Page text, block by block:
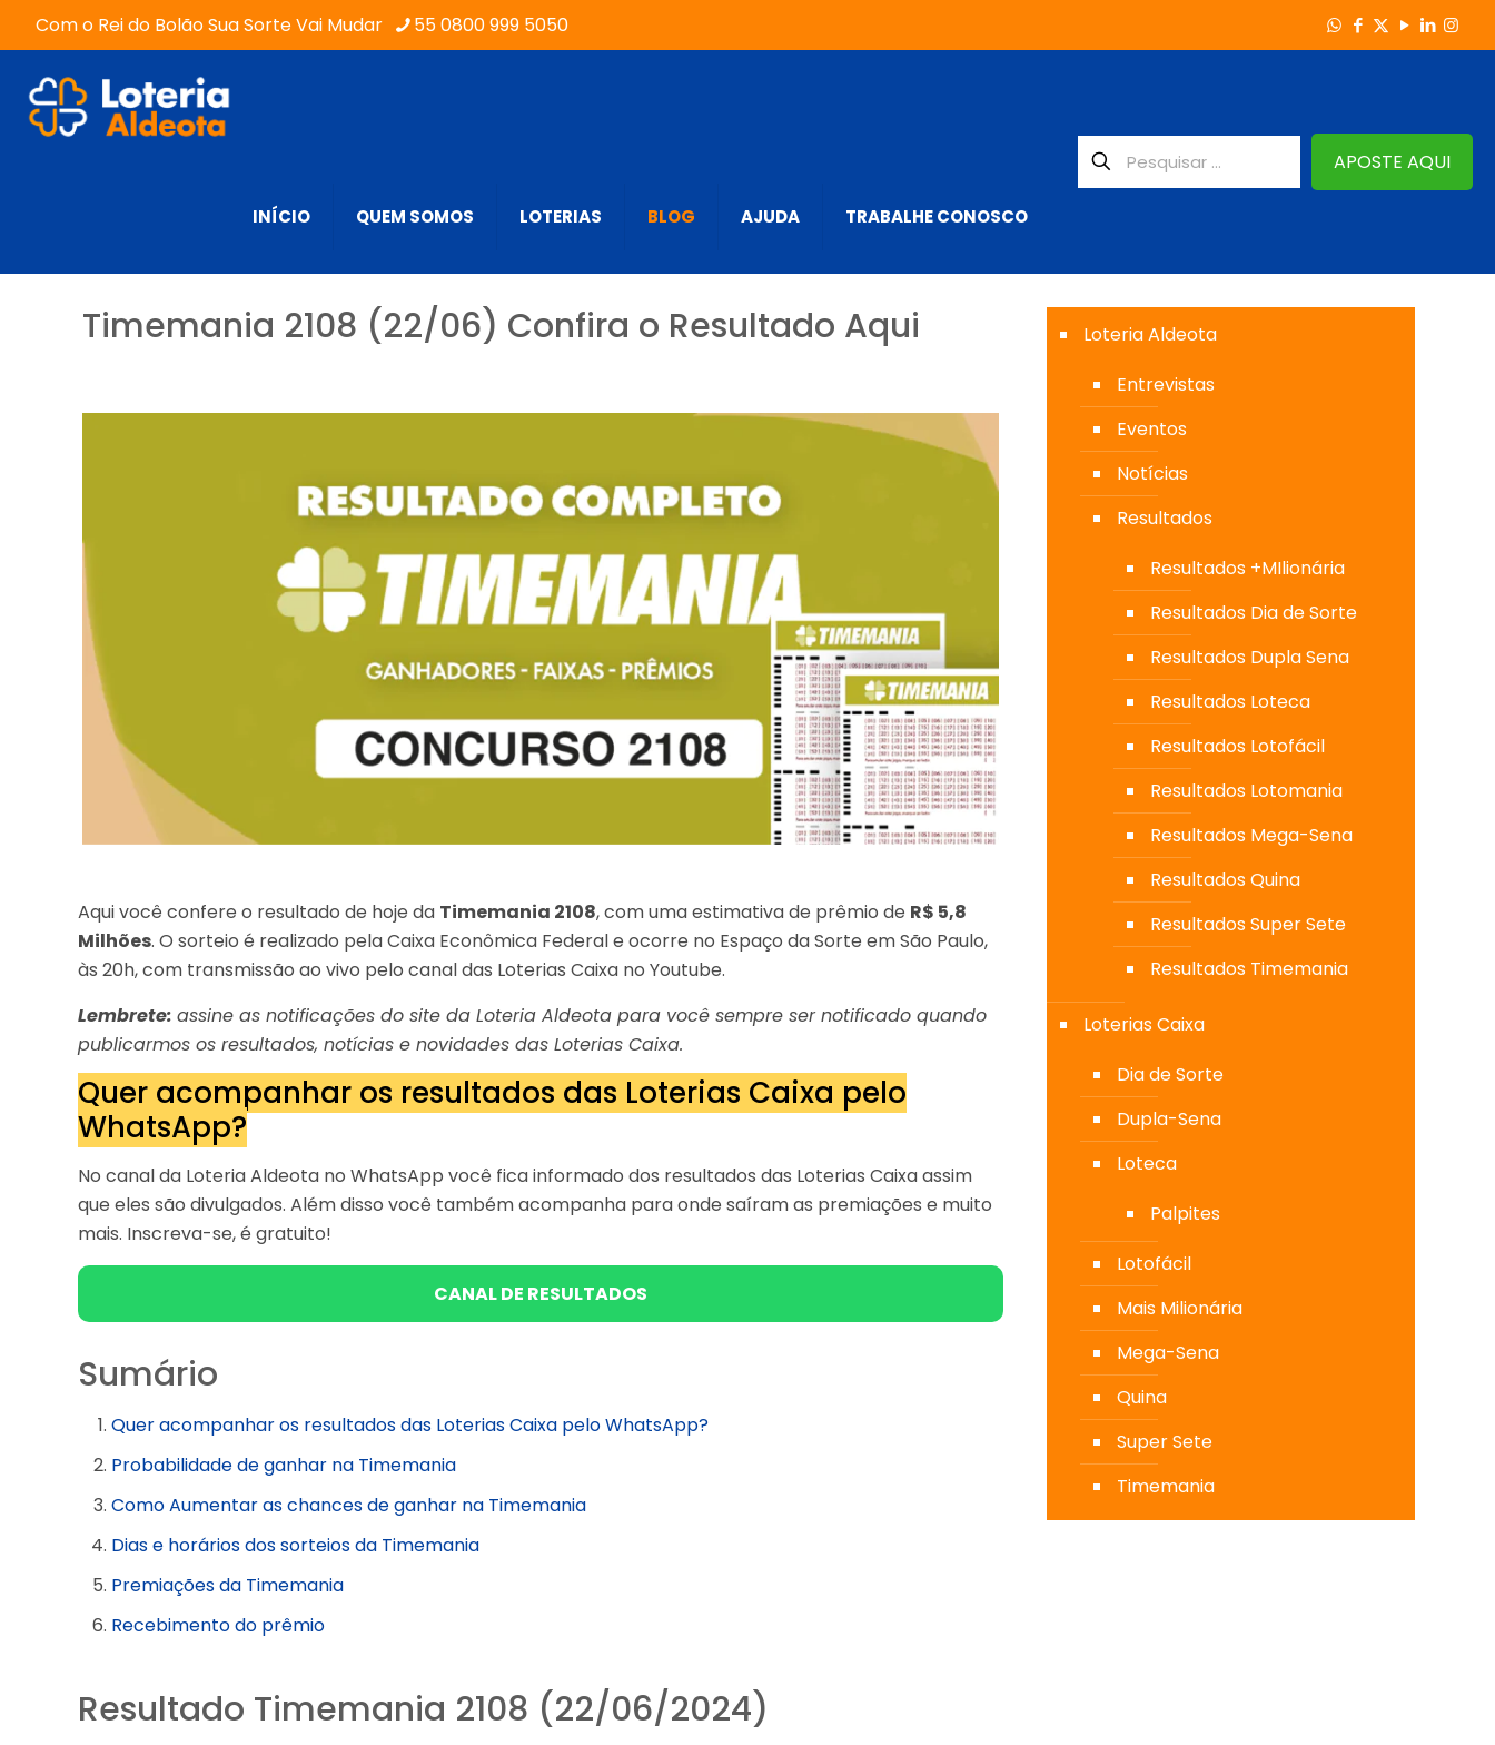
Com o Rei do Bolão Sua Sorte Vai Mudar 55 0800 999 5050
INÍCIO QUEM SOMOS LOTERIAS BLOG AJUDA TRABALHE CONOSCO
APOSTE AQUI
Timemania 2108 (22/06) Confira o Resultado Aqui
Aqui você confere o resultado de hoje da Timemania 2108, com uma estimativa de prêmio de R$ 5,8
Milhões. O sorteio é realizado pela Caixa Econômica Federal e ocorre no Espaço da Sorte em São Paulo,
às 20h, com transmissão ao vivo pelo canal das Loterias Caixa no Youtube.
Lembrete:assine as notificações do site da Loteria Aldeota para você sempre ser notificado quando
publicarmos os resultados, notícias e novidades das Loterias Caixa.
Quer acompanhar os resultados das Loterias Caixa pelo
WhatsApp?
No canal da Loteria Aldeota no WhatsApp você fica informado dos resultados das Loterias Caixa assim
que eles são divulgados. Além disso você também acompanha para onde saíram as premiações e muito
mais. Inscreva-se, é gratuito!
CANAL DE RESULTADOS
Sumário
Quer acompanhar os resultados das Loterias Caixa pelo WhatsApp?
Probabilidade de ganhar na Timemania
Como Aumentar as chances de ganhar na Timemania
Dias e horários dos sorteios da Timemania
Premiações da Timemania
Recebimento do prêmio
Resultado Timemania 2108 (22/06/2024)
Loteria Aldeota
Entrevistas
Eventos
Notícias
Resultados
Resultados +MIlionária
Resultados Dia de Sorte
Resultados Dupla Sena
Resultados Loteca
Resultados Lotofácil
Resultados Lotomania
Resultados Mega-Sena
Resultados Quina
Resultados Super Sete
Resultados Timemania
Loterias Caixa
Dia de Sorte
Dupla-Sena
Loteca
Palpites
Lotofácil
Mais Milionária
Mega-Sena
Quina
Super Sete
Timemania